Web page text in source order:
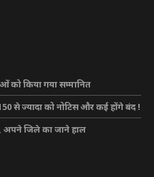
को किया गया सम्मानित
से ज्यादा को नोटिस और कई होंगे बंद !
अपने जिले का जाने हाल